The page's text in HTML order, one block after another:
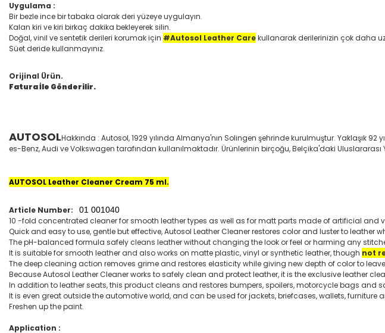
Uygulama :
Bir bezle ince bir tabaka olarak deri yüzeye uygulayın.
Kalan kiri ve kiri birkaç dakika bekleyerek silin.
Doğal, vinil ve sentetik derileri korumak için #Autosol Leather Carekullanarak derilerinizin çok daha
Süet deride kullanmayınız.
Orijinal Ürün.
Fatura İle Gönderilir.
AUTOSOLHakkında : Autosol, 1929 yılında Almanya'nın Solingen şehrinde kurulmuştur. Yaklaşık 92
es-Benz, Audi ve Volkswagen tarafından kullanılmaktadır. Ürünlerinin birçoğu, Belçika'daki
AUTOSOL Leather Cleaner Cream 75 ml.
Article Number: 01 001040
10 -fold concentrated cleaner for smooth leather types as well as for matt parts made of artificial and
Quick and easy to use, gentle but effective, Autosol Leather Cleaner restores color and luster to
The pH-balanced formula safely cleans leather without changing the look or feel or harming any
It is suitable for smooth leather and also works on matte plastic, vinyl or synthetic leather, though not
The deep cleaning action removes grime and restores elasticity while giving new depth of color to
Because Autosol Leather Cleaner works to safely clean and protect leather, it is the exclusive leather
In addition to leather seats, this product cleans and restores bumpers, spoilers, motorcycle bags and
It is even great outside the automotive world, and can be used for jackets, briefcases, wallets, furniture
Freshen up the paint.
Application :